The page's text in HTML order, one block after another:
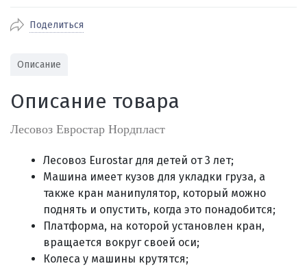
По Екатеринбургу бесплатная
Отправляем во все регионы России
службами Пэк, Кит, Луч, Сдэк, Озон
доставка, Почта РФ или любой другой
Через СБП при получении (для
Екатеринбурга и близлежащих
городов)
Оплата по счету для юридических лиц
Поделиться
Описание
Описание товара
Лесовоз Евростар Нордпласт
Лесовоз Eurostar для детей от 3 лет;
Машина имеет кузов для укладки груза, а
также кран манипулятор, который можно
поднять и опустить, когда это понадобится;
Платформа, на которой установлен кран,
вращается вокруг своей оси;
Колеса у машины крутятся;